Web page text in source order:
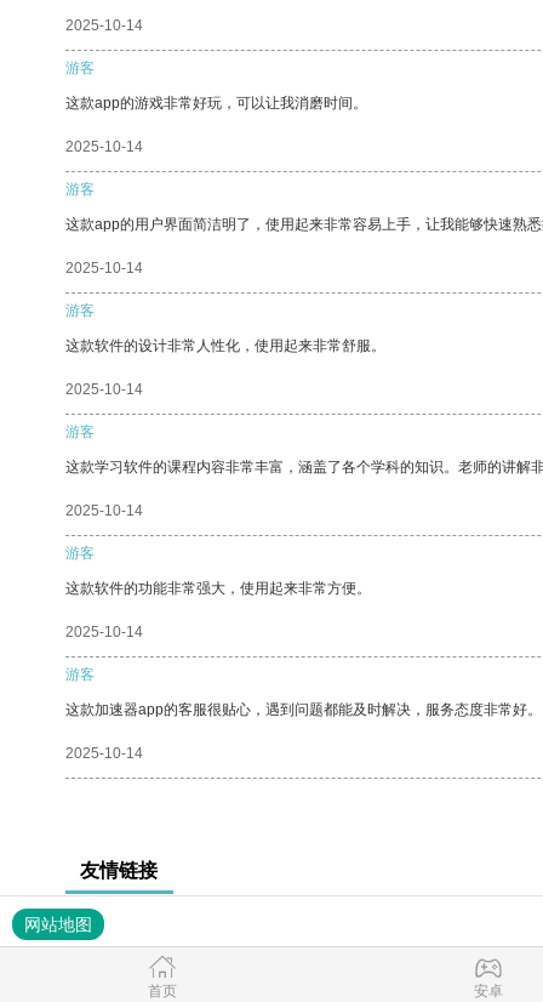
2025-10-14
游客
这款app的游戏非常好玩，可以让我消磨时间。
2025-10-14
游客
这款app的用户界面简洁明了，使用起来非常容易上手，让我能够快速熟
2025-10-14
游客
这款软件的设计非常人性化，使用起来非常舒服。
2025-10-14
游客
这款学习软件的课程内容非常丰富，涵盖了各个学科的知识。老师的讲解
2025-10-14
游客
这款软件的功能非常强大，使用起来非常方便。
2025-10-14
游客
这款加速器app的客服很贴心，遇到问题都能及时解决，服务态度非常好。
2025-10-14
友情链接
网站地图
首页 安卓